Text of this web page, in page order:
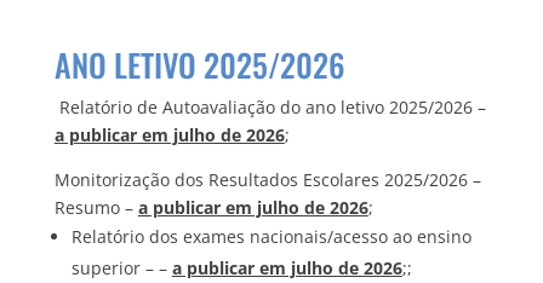
ANO LETIVO 2025/2026
Relatório de Autoavaliação do ano letivo 2025/2026 –
a publicar em julho de 2026;
Monitorização dos Resultados Escolares 2025/2026 –
Resumo – a publicar em julho de 2026;
Relatório dos exames nacionais/acesso ao ensino
superior – – a publicar em julho de 2026;;